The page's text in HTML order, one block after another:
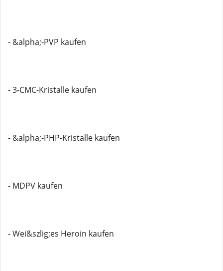
- &alpha;-PVP kaufen
- 3-CMC-Kristalle kaufen
- &alpha;-PHP-Kristalle kaufen
- MDPV kaufen
- Wei&szlig;es Heroin kaufen